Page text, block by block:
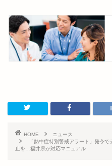
HOME
ニュース
「熱中症特別警戒アラート」発令
止を…福井県が対応マニュアル